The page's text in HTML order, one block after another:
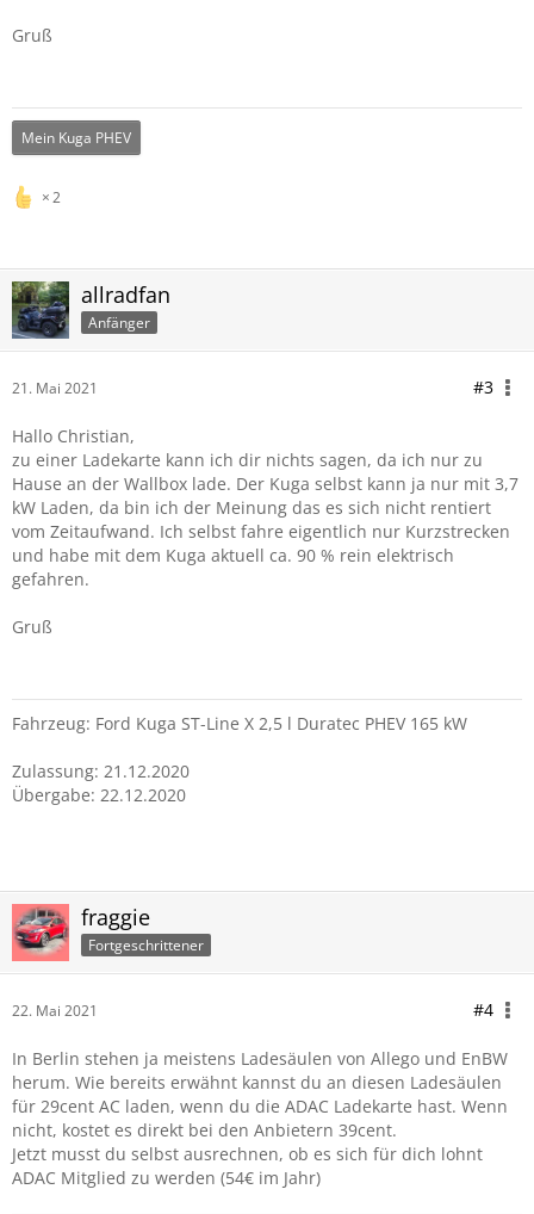
Gruß
Mein Kuga PHEV
2
allradfan
Anfänger
21. Mai 2021 #3
Hallo Christian,
zu einer Ladekarte kann ich dir nichts sagen, da ich nur zu
Hause an der Wallbox lade. Der Kuga selbst kann ja nur mit 3,7
kW Laden, da bin ich der Meinung das es sich nicht rentiert
vom Zeitaufwand. Ich selbst fahre eigentlich nur Kurzstrecken
und habe mit dem Kuga aktuell ca. 90 % rein elektrisch
gefahren.
Gruß
Fahrzeug: Ford Kuga ST-Line X 2,5 l Duratec PHEV 165 kW
Zulassung: 21.12.2020
Übergabe: 22.12.2020
fraggie
Fortgeschrittener
22. Mai 2021 #4
In Berlin stehen ja meistens Ladesäulen von Allego und EnBW
herum. Wie bereits erwähnt kannst du an diesen Ladesäulen
für 29cent AC laden, wenn du die ADAC Ladekarte hast. Wenn
nicht, kostet es direkt bei den Anbietern 39cent.
Jetzt musst du selbst ausrechnen, ob es sich für dich lohnt
ADAC Mitglied zu werden (54€ im Jahr)